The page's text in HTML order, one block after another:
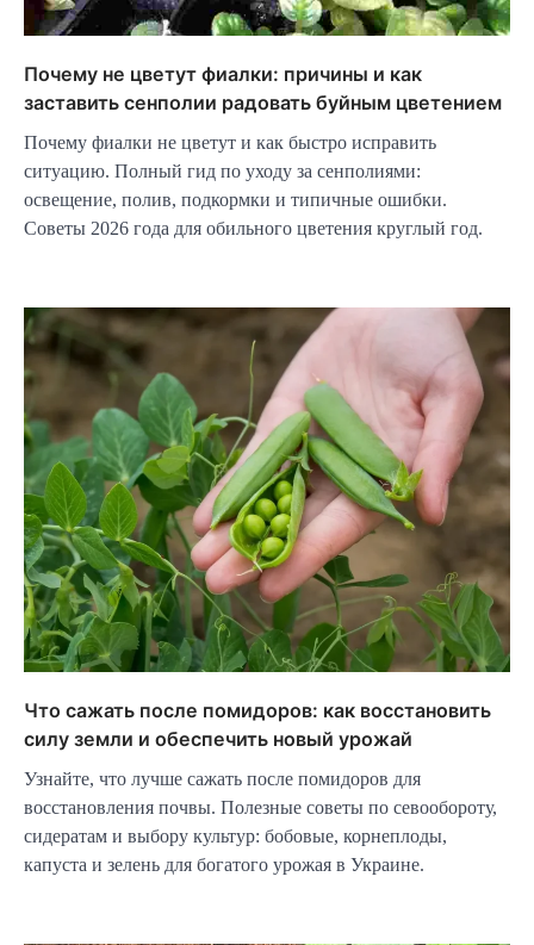
Почему не цветут фиалки: причины и как
заставить сенполии радовать буйным цветением
Почему фиалки не цветут и как быстро исправить
ситуацию. Полный гид по уходу за сенполиями:
освещение, полив, подкормки и типичные ошибки.
Советы 2026 года для обильного цветения круглый год.
Что сажать после помидоров: как восстановить
силу земли и обеспечить новый урожай
Узнайте, что лучше сажать после помидоров для
восстановления почвы. Полезные советы по севообороту,
сидератам и выбору культур: бобовые, корнеплоды,
капуста и зелень для богатого урожая в Украине.